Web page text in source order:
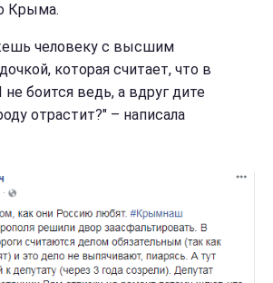
Крыма.
человеку с высшим
которая считает, что в
боится ведь, а вдруг дите
отрастит?" – написала